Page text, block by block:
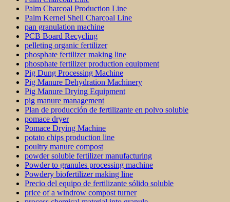
Palm Charcoal Production Line
Palm Kernel Shell Charcoal Line
pan granulation machine
PCB Board Recycling
pelleting organic fertilizer
phosphate fertilizer making line
phosphate fertilizer production equipment
Pig Dung Processing Machine
Pig Manure Dehydration Machinery
Pig Manure Drying Equipment
pig manure management
Plan de producción de fertilizante en polvo soluble
pomace dryer
Pomace Drying Machine
potato chips production line
poultry manure compost
powder soluble fertilizer manufacturing
Powder to granules processing machine
Powdery biofertilizer making line
Precio del equipo de fertilizante sólido soluble
price of a windrow compost turner